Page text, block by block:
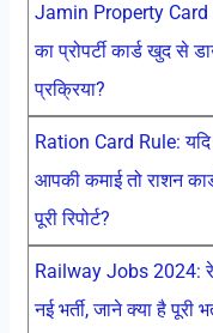
Jamin Property Card
का प्रोपर्टी कार्ड खुद से
प्रक्रिया?
Ration Card Rule:
आपकी कमाई तो राशन
पूरी रिपोर्ट?
Railway Jobs 2024:
नई भर्ती, जाने क्या है पूरी